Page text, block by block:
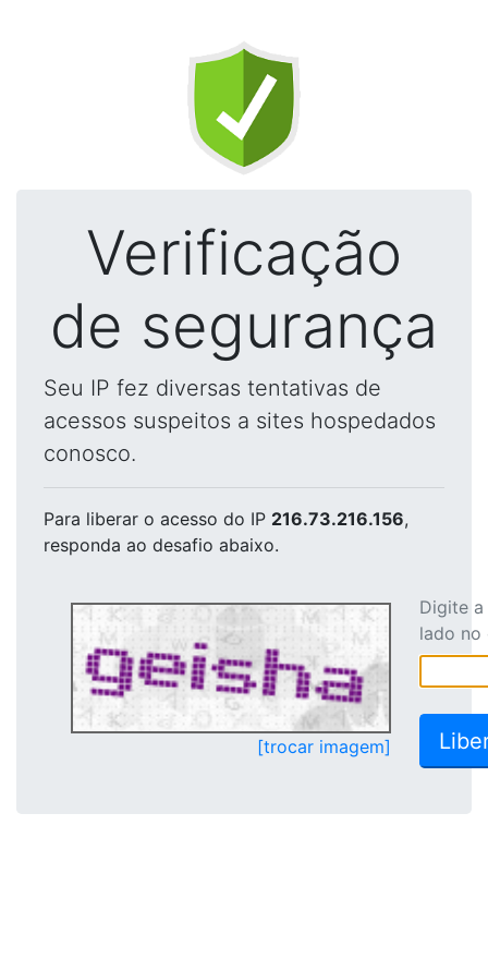
Verificação
de segurança
Seu IP fez diversas tentativas de
acessos suspeitos a sites hospedados
conosco.
Para liberar o acesso do IP 216.73.216.156,
responda ao desafio abaixo.
[trocar imagem]
Digite
lado no